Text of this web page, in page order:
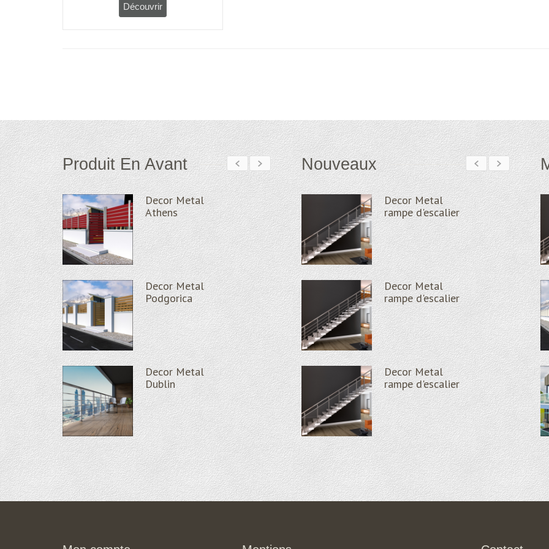
Produit En Avant
corps en
Decor Metal
Athens
Decor Metal
Podgorica
Decor Metal
Dublin
Decor Metal
Oslo
Decor Metal
rampe d'escalier
Decor Metal
Pince pour garde corps en
verre
Nouveaux
Decor Metal
Pince pour garde corps en
verre
Decor Metal
verres
Decor Metal
Verona
Decor Metal
rampe d'escalier
Decor Metal
rampe d'escalier
Decor Metal
rampe d'escalier
Decor Metal
Pristina
Decor Metal
Caracas
Decor Metal
Oslo